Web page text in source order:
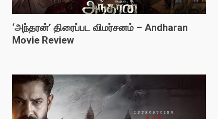
‘அந்தரன்’ திரைப்பட விமர்சனம் – Andharan
Movie Review